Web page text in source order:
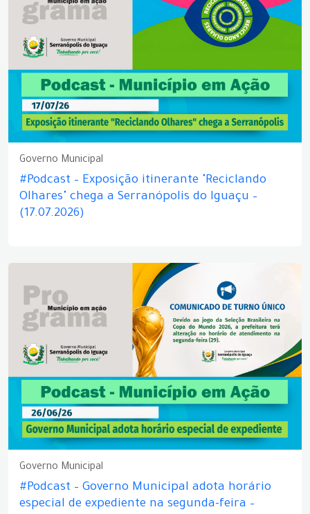
Governo Municipal
#Podcast – Exposição itinerante "Reciclando
Olhares" chega a Serranópolis do Iguaçu –
(17.07.2026)
Governo Municipal
#Podcast – Governo Municipal adota horário
especial de expediente na segunda-feira –